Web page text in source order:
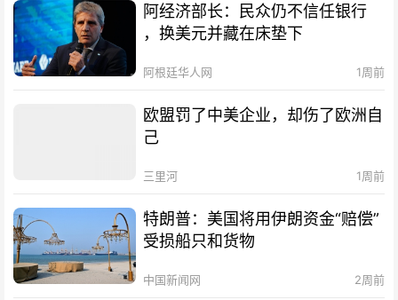
阿经济部长：民众仍不信任银行
，换美元并藏在床垫下
阿根廷华人网 1周前
欧盟罚了中美企业，却伤了欧洲自
己
三里河 1周前
特朗普：美国将用伊朗资金“赔偿”
受损船只和货物
中国新闻网 2周前